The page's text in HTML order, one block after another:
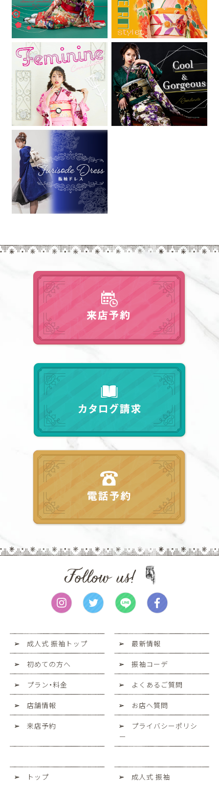
成人式 振袖トップ 最新情報
初めての方へ 振袖コーデ
プラン・料金 よくあるご質問
店舗情報 お店へ質問
来店予約
プライバシーポリシ
ー
トップ 成人式 振袖